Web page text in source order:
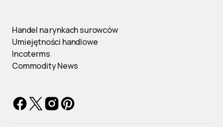
Handel na rynkach surowców
Umiejętności handlowe
Incoterms
Commodity News